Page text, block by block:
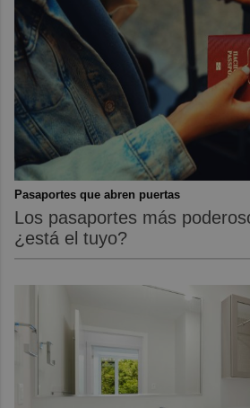
Pasaportes que abren puertas
Los pasaportes más
¿está el tuyo?